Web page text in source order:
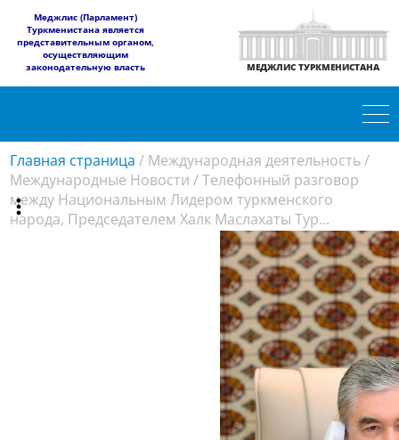
​Меджлис (Парламент)
Туркменистана является
представительным органом,
осуществляющим
законодательную власть
МЕДЖЛИС ТУРКМЕНИСТАНА
Главная страница / Международная деятельность/
Международные Новости /Телефонный разговор
между Национальным Лидером туркменского
народа, Председателем Халк Маслахаты Тур...